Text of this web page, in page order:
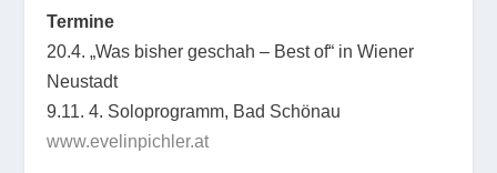
Termine
20.4. „Was bisher geschah – Best of“ in Wiener
Neustadt
9.11. 4. Soloprogramm, Bad Schönau
www.evelinpichler.at